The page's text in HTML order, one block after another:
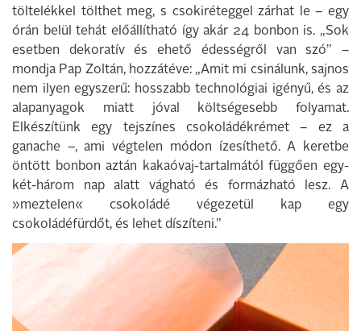
töltelékkel tölthet meg, s csokiréteggel zárhat le – egy
órán belül tehát előállítható így akár 24 bonbon is. „Sok
esetben dekoratív és ehető édességről van szó” –
mondja Pap Zoltán, hozzátéve: „Amit mi csinálunk, sajnos
nem ilyen egyszerű: hosszabb technológiai igényű, és az
alapanyagok miatt jóval költségesebb folyamat.
Elkészítünk egy tejszínes csokoládékrémet – ez a
ganache –, ami végtelen módon ízesíthető. A keretbe
öntött bonbon aztán kakaóvaj-tartalmától függően egy-
két-három nap alatt vágható és formázható lesz. A
»meztelen« csokoládé végezetül kap egy
csokoládéfürdőt, és lehet díszíteni.”